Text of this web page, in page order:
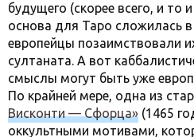
будущего (скорее всего, и то
основа для Таро сложилась
европейцы позаимствовали
султаната. А вот
смыслы могут быть уже
По крайней мере, одна из
Висконти — Сфорца» (1465
оккультными мотивами,